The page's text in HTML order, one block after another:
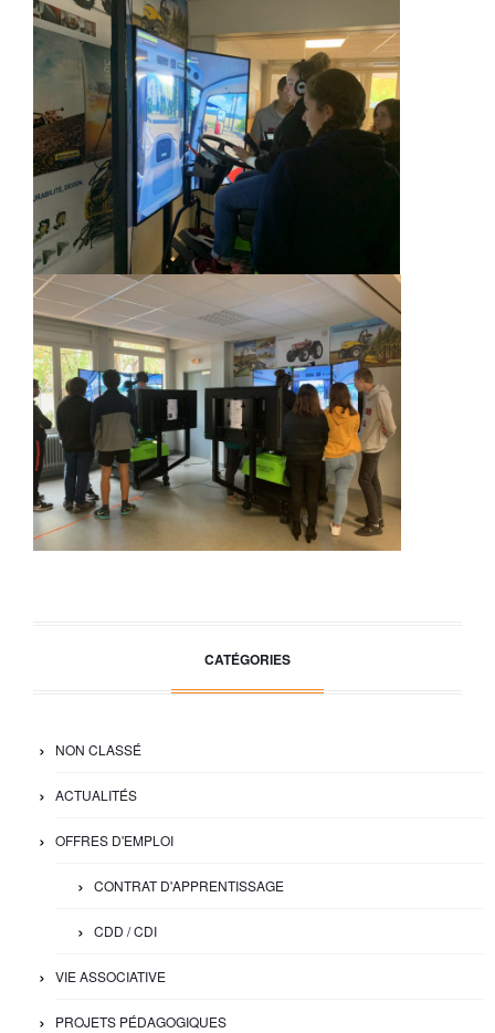
CATÉGORIES
NON CLASSÉ
ACTUALITÉS
OFFRES D'EMPLOI
CONTRAT D'APPRENTISSAGE
CDD / CDI
VIE ASSOCIATIVE
PROJETS PÉDAGOGIQUES